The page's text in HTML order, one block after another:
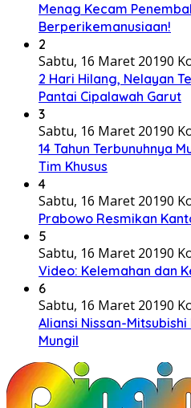
Menag Kecam
Berperikemanusiaan!
2
Sabtu, 16 Maret 20190
2 Hari Hilang, Nelayan
Pantai Cipalawah Garut
3
Sabtu, 16 Maret 20190
14 Tahun Terbunuhnya
Tim Khusus
4
Sabtu, 16 Maret 20190
Prabowo Resmikan
5
Sabtu, 16 Maret 20190
Video: Kelemahan dan
6
Sabtu, 16 Maret 20190
Aliansi Nissan-
Mungil